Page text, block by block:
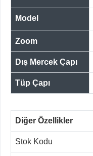
Model
Zoom
Dış Mercek Çapı
Tüp Çapı
Diğer Özellikler
Stok Kodu